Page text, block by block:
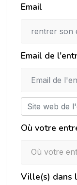
Email
Email de
Où votre
Où votre
Ville(s) dans